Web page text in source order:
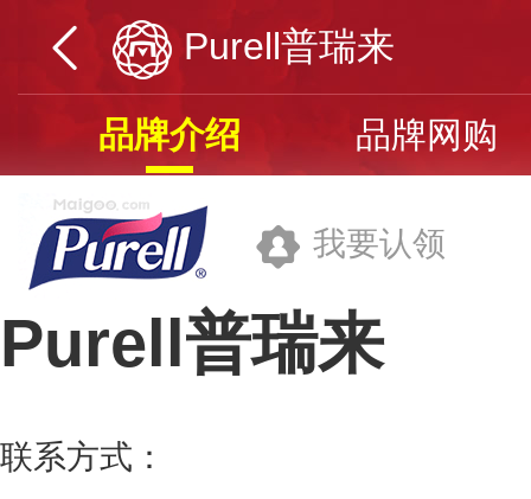
Purell普瑞来
品牌介绍 品牌网购
我要认领
Purell普瑞来
联系方式：